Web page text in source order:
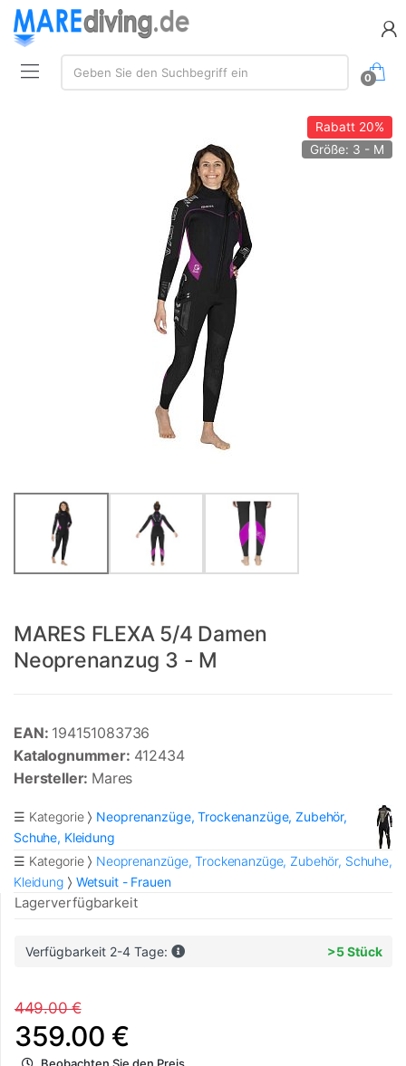
Suche:
Geben Sie den Suchbegriff ein
0
Rabatt20%
Größe: 3 - M
MARES FLEXA 5/4 Damen
Neoprenanzug 3 - M
EAN: 194151083736
Katalognummer: 412434
Hersteller: Mares
☰ Kategorie
Neoprenanzüge, Trockenanzüge, Zubehör,
Schuhe, Kleidung
☰ Kategorie
Neoprenanzüge, Trockenanzüge, Zubehör, Schuhe,
Kleidung
Wetsuit - Frauen
Lagerverfügbarkeit
Verfügbarkeit 2-4 Tage: >5 Stück
449.00 €
359.00 €